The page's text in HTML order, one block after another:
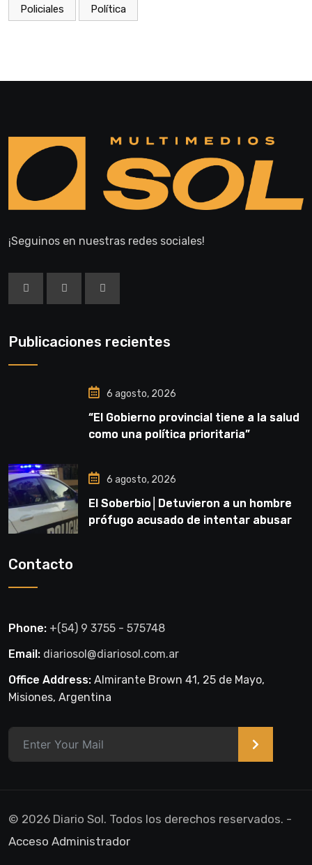
Policiales Política
¡Seguinos en nuestras redes sociales!
Publicaciones recientes
6 agosto, 2026
“El Gobierno provincial tiene a la salud
como una política prioritaria”
6 agosto, 2026
El Soberbio│Detuvieron a un hombre
prófugo acusado de intentar abusar
Contacto
Phone: +(54) 9 3755 - 575748
Email: diariosol@diariosol.com.ar
Office Address: Almirante Brown 41, 25 de Mayo,
Misiones, Argentina
>
© 2026 Diario Sol. Todos los derechos reservados. -
Acceso Administrador